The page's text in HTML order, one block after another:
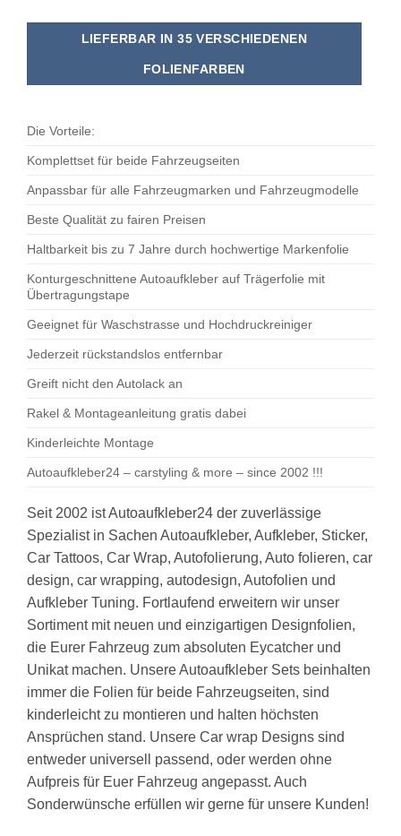
LIEFERBAR IN 35 VERSCHIEDENEN
FOLIENFARBEN
Die Vorteile:
Komplettset für beide Fahrzeugseiten
Anpassbar für alle Fahrzeugmarken und Fahrzeugmodelle
Beste Qualität zu fairen Preisen
Haltbarkeit bis zu 7 Jahre durch hochwertige Markenfolie
Konturgeschnittene Autoaufkleber auf Trägerfolie mit
Übertragungstape
Geeignet für Waschstrasse und Hochdruckreiniger
Jederzeit rückstandslos entfernbar
Greift nicht den Autolack an
Rakel & Montageanleitung gratis dabei
Kinderleichte Montage
Autoaufkleber24 – carstyling & more – since 2002 !!!
Seit 2002 ist Autoaufkleber24 der zuverlässige
Spezialist in Sachen Autoaufkleber, Aufkleber, Sticker,
Car Tattoos, Car Wrap, Autofolierung, Auto folieren, car
design, car wrapping, autodesign, Autofolien und
Aufkleber Tuning. Fortlaufend erweitern wir unser
Sortiment mit neuen und einzigartigen Designfolien,
die Eurer Fahrzeug zum absoluten Eycatcher und
Unikat machen. Unsere Autoaufkleber Sets beinhalten
immer die Folien für beide Fahrzeugseiten, sind
kinderleicht zu montieren und halten höchsten
Ansprüchen stand. Unsere Car wrap Designs sind
entweder universell passend, oder werden ohne
Aufpreis für Euer Fahrzeug angepasst. Auch
Sonderwünsche erfüllen wir gerne für unsere Kunden!